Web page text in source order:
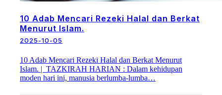
10 Adab Mencari Rezeki Halal dan Berkat
Menurut Islam.
2025-10-05
10 Adab Mencari Rezeki Halal dan Berkat Menurut
Islam. | TAZKIRAH HARIAN : Dalam kehidupan
moden hari ini, manusia berlumba-lumba…